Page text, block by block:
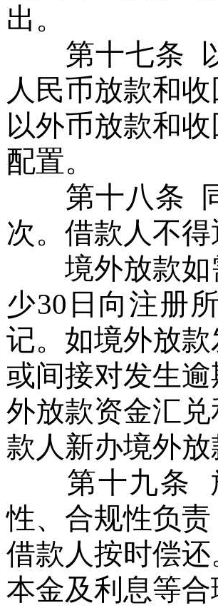
出。
第十七条 以
人民币放款和
以外币放款和
配置。
第十八条 同
次。借款人不
境外放款如
少30 日向注册
记。如境外放
或间接对发生
外放款资金汇
款人新办境外
第十九条 放
性、合规性负
借款人按时偿
本金及利息等